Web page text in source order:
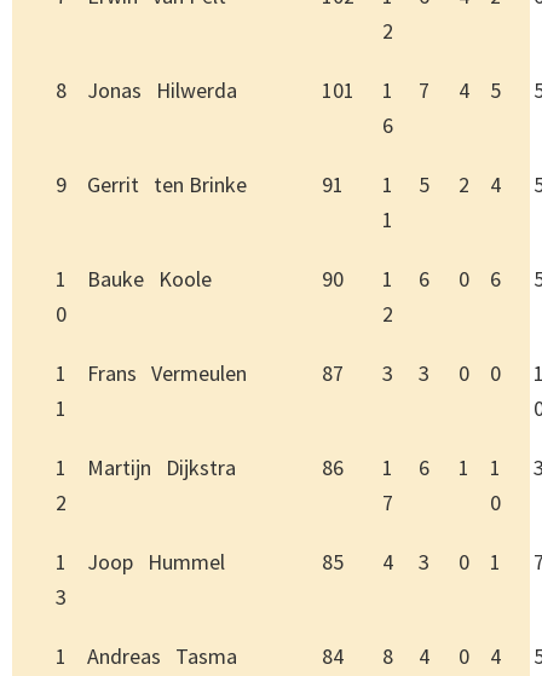
2
8 Jonas Hilwerda 101
1
6
7 4 5
9 Gerrit ten Brinke 91
1
1
5 2 4
1
0
Bauke Koole 90
1
2
6 0 6
1
1
Frans Vermeulen 87 3 3 0 0
1
2
Martijn Dijkstra 86
1
7
6 1
1
0
1
3
Joop Hummel 85 4 3 0 1
1
Andreas Tasma 84 8 4 0 4